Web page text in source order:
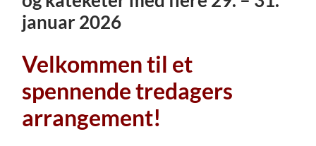
januar 2026
Velkommen til et
spennende tredagers
arrangement!